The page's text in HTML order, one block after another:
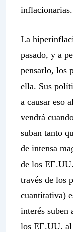
inflacionarias.
La
pasado, y a
pensarlo, los
ella. Sus
a causar eso
vendrá
suban tanto
de intensa
de los
través de los
cuantitativa)
interés suben
los EE.UU. al